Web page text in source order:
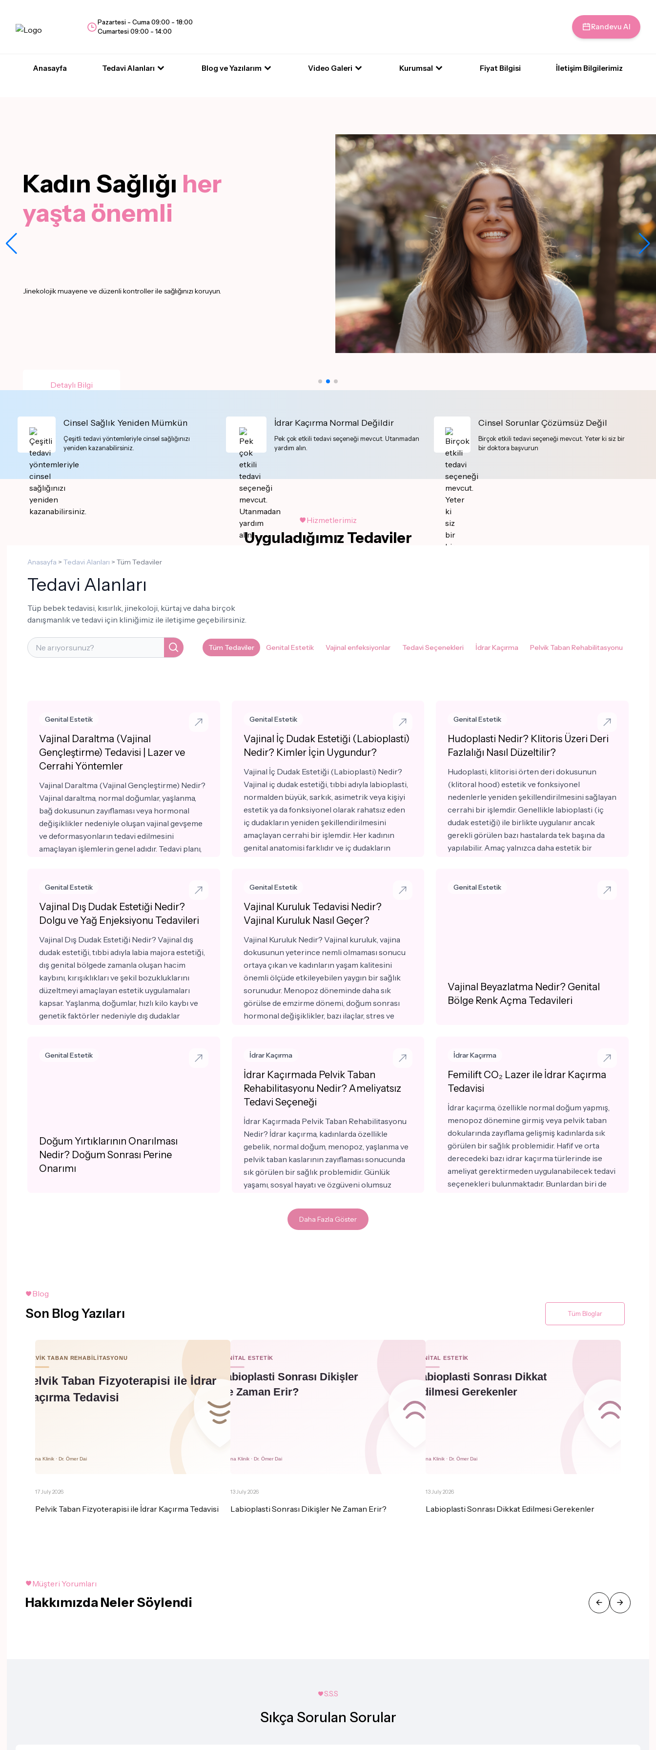
Pazartesi - Cuma 09:00 - 18:00
Cumartesi 09:00 - 14:00
Randevu Al
Anasayfa Tedavi Alanları Blog ve Yazılarım Video Galeri Kurumsal Fiyat Bilgisi İletişim Bilgilerimiz
Kadın Sağlığı her
yaşta önemli
Jinekolojik muayene ve düzenli kontroller ile sağlığınızı koruyun.
Detaylı Bilgi
Cinsel Sağlık Yeniden Mümkün
Çeşitli tedavi yöntemleriyle cinsel sağlığınızı
yeniden kazanabilirsiniz.
İdrar Kaçırma Normal Değildir
Pek çok etkili tedavi seçeneği mevcut. Utanmadan
yardım alın.
Cinsel Sorunlar Çözümsüz Değil
Birçok etkili tedavi seçeneği mevcut. Yeter ki siz bir
bir doktora başvurun
Hizmetlerimiz
Uyguladığımız Tedaviler
Anasayfa > Tedavi Alanları > Tüm Tedaviler
Tedavi Alanları
Tüp bebek tedavisi, kısırlık, jinekoloji, kürtaj ve daha birçok
danışmanlık ve tedavi için kliniğimiz ile iletişime geçebilirsiniz.
Tüm Tedaviler Genital Estetik Vajinal enfeksiyonlar Tedavi Seçenekleri İdrar Kaçırma Pelvik Taban Rehabilitasyonu
Genital Estetik
Vajinal Daraltma (Vajinal
Gençleştirme) Tedavisi | Lazer ve
Cerrahi Yöntemler
Vajinal Daraltma (Vajinal Gençleştirme) Nedir?
Vajinal daraltma, normal doğumlar, yaşlanma,
bağ dokusunun zayıflaması veya hormonal
değişiklikler nedeniyle oluşan vajinal gevşeme
ve deformasyonların tedavi edilmesini
amaçlayan işlemlerin genel adıdır. Tedavi planı,
hastalarda lazer tedavileri yeterli olurken, ileri
sarkmalarında cerrahi tedavi gerekebilir.
Genital Estetik
Vajinal İç Dudak Estetiği (Labioplasti)
Nedir? Kimler İçin Uygundur?
Vajinal İç Dudak Estetiği (Labioplasti) Nedir?
Vajinal iç dudak estetiği, tıbbi adıyla labioplasti,
normalden büyük, sarkık, asimetrik veya kişiyi
estetik ya da fonksiyonel olarak rahatsız eden
iç dudakların yeniden şekillendirilmesini
amaçlayan cerrahi bir işlemdir. Her kadının
genital anatomisi farklıdır ve iç dudakların
rahatsız olurken, bazıları günlük yaşamı
Labioplasti, hem estetik görünümü
iyileştirmeyi hem de yaşam kalitesini olumsuz
etkileyen sorunları gidermeyi hedefleyen kişiye
özel bir cerrahi uygulamadır.
Genital Estetik
Hudoplasti Nedir? Klitoris Üzeri Deri
Fazlalığı Nasıl Düzeltilir?
Hudoplasti, klitorisi örten deri dokusunun
(klitoral hood) estetik ve fonksiyonel
nedenlerle yeniden şekillendirilmesini sağlayan
cerrahi bir işlemdir. Genellikle labioplasti (iç
dudak estetiği) ile birlikte uygulanır ancak
gerekli görülen bazı hastalarda tek başına da
yapılabilir. Amaç yalnızca daha estetik bir
katkıda bulunmaktır.
Genital Estetik
Vajinal Dış Dudak Estetiği Nedir?
Dolgu ve Yağ Enjeksiyonu Tedavileri
Vajinal Dış Dudak Estetiği Nedir? Vajinal dış
dudak estetiği, tıbbi adıyla labia majora estetiği,
dış genital bölgede zamanla oluşan hacim
kaybını, kırışıklıkları ve şekil bozukluklarını
düzeltmeyi amaçlayan estetik uygulamaları
kapsar. Yaşlanma, doğumlar, hızlı kilo kaybı ve
genetik faktörler nedeniyle dış dudaklar
kadınlarda özgüveni ve yaşam kalitesini de
Genital Estetik
Vajinal Kuruluk Tedavisi Nedir?
Vajinal Kuruluk Nasıl Geçer?
Vajinal Kuruluk Nedir? Vajinal kuruluk, vajina
dokusunun yeterince nemli olmaması sonucu
ortaya çıkan ve kadınların yaşam kalitesini
önemli ölçüde etkileyebilen yaygın bir sağlık
sorunudur. Menopoz döneminde daha sık
görülse de emzirme dönemi, doğum sonrası
hormonal değişiklikler, bazı ilaçlar, stres ve
yaşamı değil, günlük yaşamı da olumsuz
etkileyebilir. Erken dönemde değerlendirilmesi
ve altta yatan nedenin belirlenmesi, uygun
tedavinin planlanması açısından önemlidir.
Genital Estetik
Vajinal Beyazlatma Nedir? Genital
Bölge Renk Açma Tedavileri
Genital Estetik
Doğum Yırtıklarının Onarılması
Nedir? Doğum Sonrası Perine
Onarımı
İdrar Kaçırma
İdrar Kaçırmada Pelvik Taban
Rehabilitasyonu Nedir? Ameliyatsız
Tedavi Seçeneği
İdrar Kaçırmada Pelvik Taban Rehabilitasyonu
Nedir? İdrar kaçırma, kadınlarda özellikle
gebelik, normal doğum, menopoz, yaşlanma ve
pelvik taban kaslarının zayıflaması sonucunda
sık görülen bir sağlık problemidir. Günlük
yaşamı, sosyal hayatı ve özgüveni olumsuz
zaman ameliyat gerekmez. Özellikle uygun
hastalarda uygulanan pelvik taban
İdrar Kaçırma
Femilift CO₂ Lazer ile İdrar Kaçırma
Tedavisi
İdrar kaçırma, özellikle normal doğum yapmış,
menopoz dönemine girmiş veya pelvik taban
dokularında zayıflama gelişmiş kadınlarda sık
görülen bir sağlık problemidir. Hafif ve orta
derecedeki bazı idrar kaçırma türlerinde ise
ameliyat gerektirmeden uygulanabilecek tedavi
seçenekleri bulunmaktadır. Bunlardan biri de
Daha Fazla Göster
Blog
Son Blog Yazıları Tüm Bloglar
17 July 2026
Pelvik Taban Fizyoterapisi ile İdrar Kaçırma Tedavisi
13 July 2026
Labioplasti Sonrası Dikişler Ne Zaman Erir?
13 July 2026
Labioplasti Sonrası Dikkat Edilmesi Gerekenler
Müşteri Yorumları
Hakkımızda Neler Söylendi
S.S.S
Sıkça Sorulan Sorular